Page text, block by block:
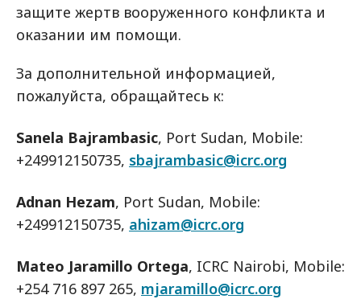
защите жертв вооруженного конфликта и
оказании им помощи.
За дополнительной информацией,
пожалуйста, обращайтесь к:
Sanela Bajrambasic, Port Sudan, Mobile:
+249912150735, sbajrambasic@icrc.org
Adnan Hezam, Port Sudan, Mobile:
+249912150735, ahizam@icrc.org
Mateo Jaramillo Ortega, ICRC Nairobi, Mobile:
+254 716 897 265, mjaramillo@icrc.org